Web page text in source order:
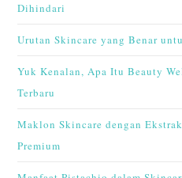
Dihindari
Urutan Skincare yang Benar
Yuk Kenalan, Apa Itu Beauty
Terbaru
Maklon Skincare dengan
Premium